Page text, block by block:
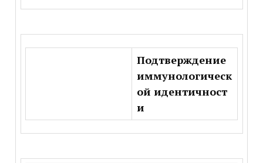
Подтверждение
иммунологическ
ой идентичност
и